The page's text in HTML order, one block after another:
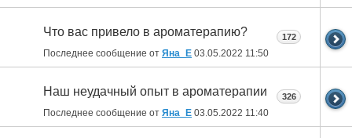
Что вас привело в ароматерапию?
Последнее сообщение от Яна_Е 03.05.2022 11:50
172
Наш неудачный опыт в ароматерапии
Последнее сообщение от Яна_Е 03.05.2022 11:40
326